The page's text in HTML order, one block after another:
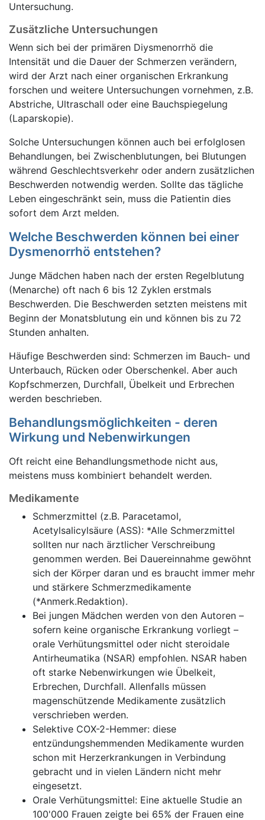
Untersuchung.
Zusätzliche Untersuchungen
Wenn sich bei der primären Diysmenorrhö die
Intensität und die Dauer der Schmerzen verändern,
wird der Arzt nach einer organischen Erkrankung
forschen und weitere Untersuchungen vornehmen, z.B.
Abstriche, Ultraschall oder eine Bauchspiegelung
(Laparskopie).
Solche Untersuchungen können auch bei erfolglosen
Behandlungen, bei Zwischenblutungen, bei Blutungen
während Geschlechtsverkehr oder andern zusätzlichen
Beschwerden notwendig werden. Sollte das tägliche
Leben eingeschränkt sein, muss die Patientin dies
sofort dem Arzt melden.
Welche Beschwerden können bei einer
Dysmenorrhö entstehen?
Junge Mädchen haben nach der ersten Regelblutung
(Menarche) oft nach 6 bis 12 Zyklen erstmals
Beschwerden. Die Beschwerden setzten meistens mit
Beginn der Monatsblutung ein und können bis zu 72
Stunden anhalten.
Häufige Beschwerden sind: Schmerzen im Bauch- und
Unterbauch, Rücken oder Oberschenkel. Aber auch
Kopfschmerzen, Durchfall, Übelkeit und Erbrechen
werden beschrieben.
Behandlungsmöglichkeiten - deren
Wirkung und Nebenwirkungen
Oft reicht eine Behandlungsmethode nicht aus,
meistens muss kombiniert behandelt werden.
Medikamente
Schmerzmittel (z.B. Paracetamol,
Acetylsalicylsäure (ASS): *Alle Schmerzmittel
sollten nur nach ärztlicher Verschreibung
genommen werden. Bei Dauereinnahme gewöhnt
sich der Körper daran und es braucht immer mehr
und stärkere Schmerzmedikamente
(*Anmerk.Redaktion).
Bei jungen Mädchen werden von den Autoren –
sofern keine organische Erkrankung vorliegt –
orale Verhütungsmittel oder nicht steroidale
Antirheumatika (NSAR) empfohlen. NSAR haben
oft starke Nebenwirkungen wie Übelkeit,
Erbrechen, Durchfall. Allenfalls müssen
magenschützende Medikamente zusätzlich
verschrieben werden.
Selektive COX-2-Hemmer: diese
entzündungshemmenden Medikamente wurden
schon mit Herzerkrankungen in Verbindung
gebracht und in vielen Ländern nicht mehr
eingesetzt.
Orale Verhütungsmittel: Eine aktuelle Studie an
100'000 Frauen zeigte bei 65% der Frauen eine